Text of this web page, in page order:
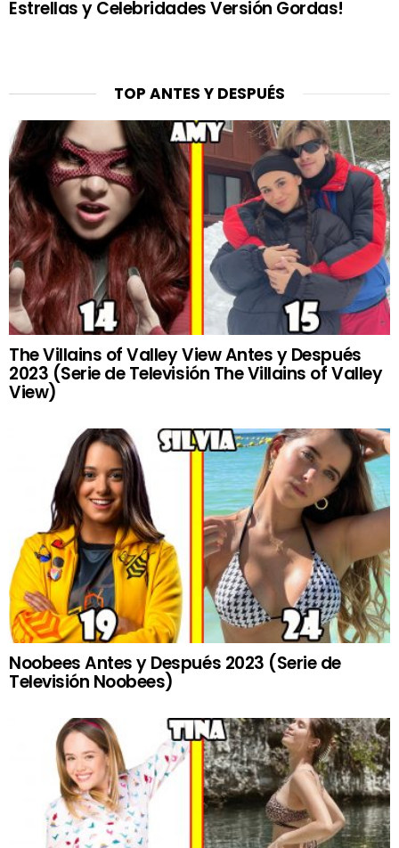
Estrellas y Celebridades Versión Gordas!
TOP ANTES Y DESPUÉS
The Villains of Valley View Antes y Después
2023 (Serie de Televisión The Villains of Valley
View)
Noobees Antes y Después 2023 (Serie de
Televisión Noobees)